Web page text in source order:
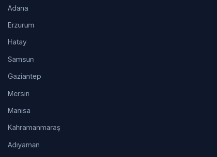
Adana
Erzurum
Hatay
Samsun
Gaziantep
Mersin
Manisa
Kahramanmaraş
Adıyaman